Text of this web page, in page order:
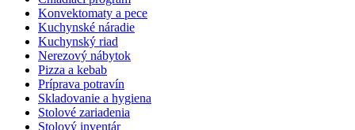
Konvektomaty a pece
Kuchynské náradie
Kuchynský riad
Nerezový nábytok
Pizza a kebab
Príprava potravín
Skladovanie a hygiena
Stolové zariadenia
Stolový inventár